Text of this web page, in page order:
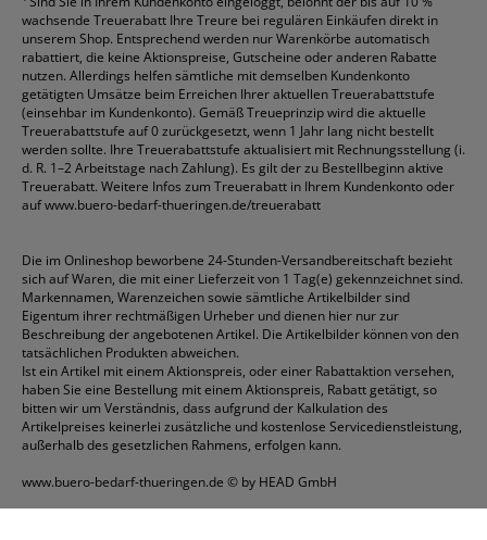
wachsende Treuerabatt Ihre Treure bei regulären Einkäufen direkt in
unserem Shop. Entsprechend werden nur Warenkörbe automatisch
rabattiert, die keine Aktionspreise, Gutscheine oder anderen Rabatte
nutzen. Allerdings helfen sämtliche mit demselben Kundenkonto
getätigten Umsätze beim Erreichen Ihrer aktuellen Treuerabattstufe
(einsehbar im Kundenkonto). Gemäß Treueprinzip wird die aktuelle
Treuerabattstufe auf 0 zurückgesetzt, wenn 1 Jahr lang nicht bestellt
werden sollte. Ihre Treuerabattstufe aktualisiert mit Rechnungsstellung (i.
d. R. 1–2 Arbeitstage nach Zahlung). Es gilt der zu Bestellbeginn aktive
Treuerabatt. Weitere Infos zum Treuerabatt in Ihrem Kundenkonto oder
aufwww.buero-bedarf-thueringen.de/treuerabatt
Die im Onlineshop beworbene 24-Stunden-Versandbereitschaft bezieht
sich auf Waren, die mit einer Lieferzeit von 1 Tag(e) gekennzeichnet sind.
Markennamen, Warenzeichen sowie sämtliche Artikelbilder sind
Eigentum ihrer rechtmäßigen Urheber und dienen hier nur zur
Beschreibung der angebotenen Artikel. Die Artikelbilder können von den
tatsächlichen Produkten abweichen.
Ist ein Artikel mit einem Aktionspreis, oder einer Rabattaktion versehen,
haben Sie eine Bestellung mit einem Aktionspreis, Rabatt getätigt, so
bitten wir um Verständnis, dass aufgrund der Kalkulation des
Artikelpreises keinerlei zusätzliche und kostenlose Servicedienstleistung,
außerhalb des gesetzlichen Rahmens, erfolgen kann.
www.buero-bedarf-thueringen.de © by HEAD GmbH